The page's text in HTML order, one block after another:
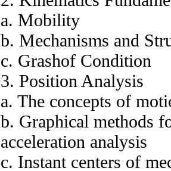
a. Mobility
b. Mechanisms and
c. Grashof Condition
3. Position Analysis
a. The concepts of
b. Graphical methods
acceleration analysis
c. Instant centers of